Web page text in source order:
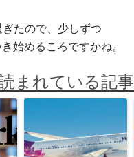
たので、少しずつ
始めるころですかね。
まれている記事